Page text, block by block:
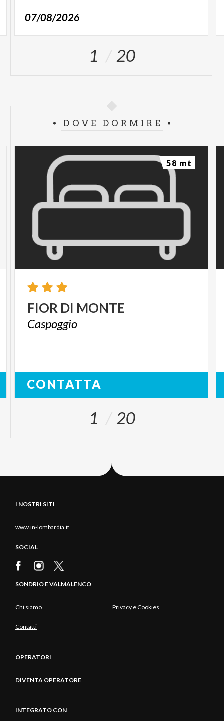
07/08/2026
1 20
DOVE DORMIRE
FIOR DI MONTE
Caspoggio
CONTATTA
58 mt
1 20
I NOSTRI SITI
www.in-lombardia.it
SOCIAL
SONDRIO E VALMALENCO
Chi siamo Privacy e Cookies
Contatti
OPERATORI
DIVENTA OPERATORE
INTEGRATO CON